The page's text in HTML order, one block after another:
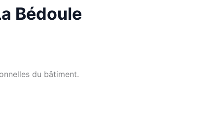
Bédoule
du bâtiment.